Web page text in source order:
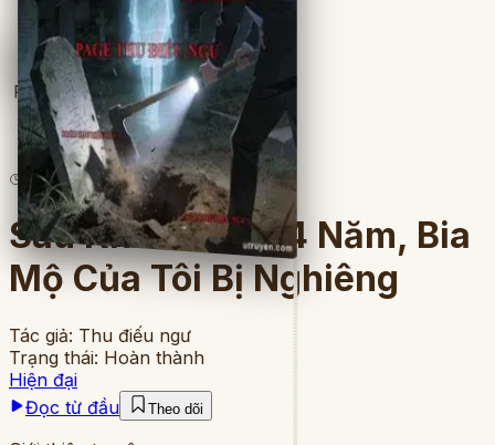
Full
5 lượt đọc· 11 chương
Sau Khi C H E C 4 Năm, Bia
Mộ Của Tôi Bị Nghiêng
Tác giả: Thu điếu ngư
Trạng thái: Hoàn thành
Hiện đại
Đọc từ đầu
Theo dõi